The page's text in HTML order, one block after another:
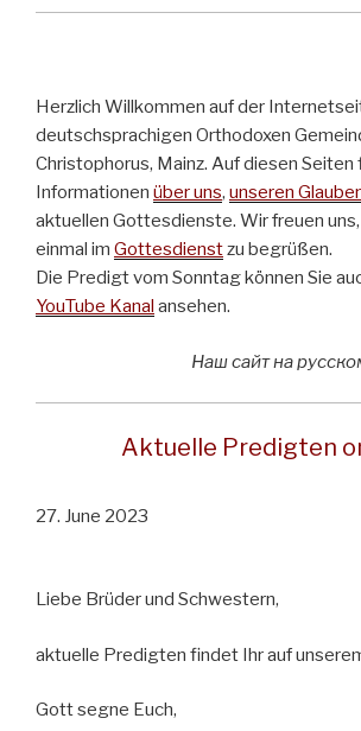
Herzlich Willkommen auf der
deutschsprachigen Orthodoxen
Christophorus, Mainz. Auf diesen Seiten
Informationen über uns, unseren
aktuellen Gottesdienste. Wir freuen uns,
einmal im Gottesdienstzu begrüßen.
Die Predigt vom Sonntag können Sie
YouTube Kanal ansehen.
Наш сайт на
Aktuelle Predigten
27. June 2023
Liebe Brüder und Schwestern,
aktuelle Predigten findet Ihr auf
Gott segne Euch,